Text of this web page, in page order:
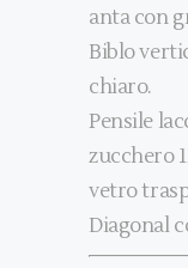
anta con
Biblo
chiaro.
Pensile
zucchero
vetro
Diagonal